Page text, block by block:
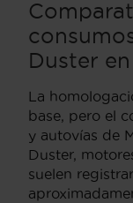
Duster
La
base, pero el
y autovías de
Duster,
suelen